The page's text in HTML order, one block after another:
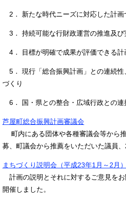
2． 新たな時代ニーズに対応した計画
3． 持続可能な行財政運営の推進及び
4． 目標が明確で成果が評価できる計
5． 現行「総合振興計画」との連続
づくり
6． 国・県との整合・広域行政との連
芦屋町総合振興計画審議会
町内にある団体や各種審議会等から
募、町議会から推薦をいただいた議員、
まちづくり説明会（平成23年1月～2月）
計画の説明とそれに対するご意見を
開催しました。